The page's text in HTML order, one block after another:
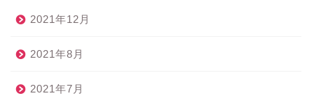
2021年12月
2021年8月
2021年7月